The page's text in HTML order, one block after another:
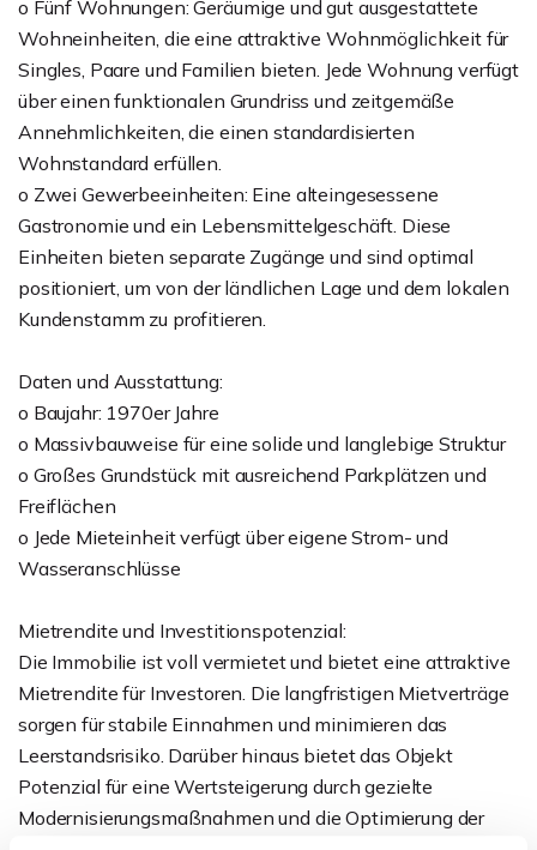
o Fünf Wohnungen: Geräumige und gut ausgestattete
Wohneinheiten, die eine attraktive Wohnmöglichkeit für
Singles, Paare und Familien bieten. Jede Wohnung verfügt
über einen funktionalen Grundriss und zeitgemäße
Annehmlichkeiten, die einen standardisierten
Wohnstandard erfüllen.
o Zwei Gewerbeeinheiten: Eine alteingesessene
Gastronomie und ein Lebensmittelgeschäft. Diese
Einheiten bieten separate Zugänge und sind optimal
positioniert, um von der ländlichen Lage und dem lokalen
Kundenstamm zu profitieren.
Daten und Ausstattung:
o Baujahr: 1970er Jahre
o Massivbauweise für eine solide und langlebige Struktur
o Großes Grundstück mit ausreichend Parkplätzen und
Freiflächen
o Jede Mieteinheit verfügt über eigene Strom- und
Wasseranschlüsse
Mietrendite und Investitionspotenzial:
Die Immobilie ist voll vermietet und bietet eine attraktive
Mietrendite für Investoren. Die langfristigen Mietverträge
sorgen für stabile Einnahmen und minimieren das
Leerstandsrisiko. Darüber hinaus bietet das Objekt
Potenzial für eine Wertsteigerung durch gezielte
Modernisierungsmaßnahmen und die Optimierung der